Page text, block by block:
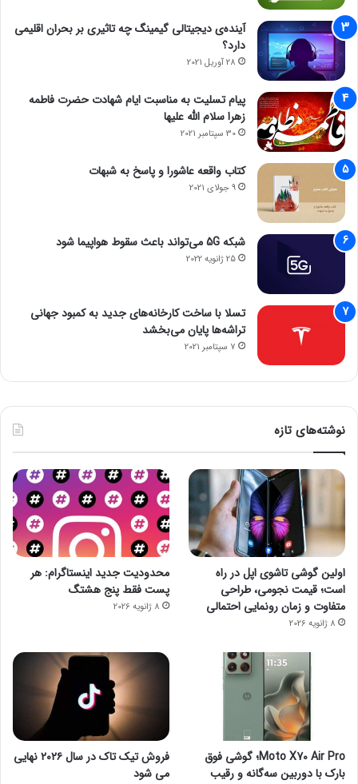
آینده‌ی دیجیتالی گیمینگ چه تاثیری بر بحران اقلیمی
دارد؟
28 آوریل 2021
پیام تسلیت به مناسبت ایام شهادت حضرت فاطمه
زهرا سلام الله علیها
30 سپتامبر 2021
کتاب واقعه عاشورا و پاسخ به شبهات
9 جولای 2021
شبکه 5G می‌تواند باعث سقوط هواپیما شود
25 ژانویه 2022
تسلا با ساخت کارخانه‌های جدید به کمبود جهانی
تراشه‌ها پایان می‌بخشد
7 سپتامبر 2021
نوشته‌های تازه
اولین گوشی تاشوی اپل در راه
است؛ قیمت نجومی، طراحی
متفاوت و زمان رونمایی احتمالی
8 ژانویه 2026
محدودیت جدید اینستاگرام: هر
پست فقط پنج هشتگ
8 ژانویه 2026
Moto X70 Air Pro؛ گوشی فوق
بارک با دوربین سه‌گانه و رقیب
فروش تیک تاک در سال ۲۰۲۶ نهایی
می شود